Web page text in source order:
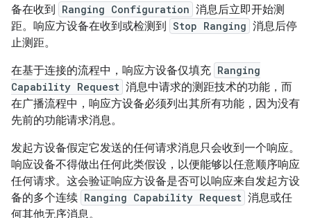
备在收到
Ranging Configuration 消息后立即开始测
距。响应方设备在收到或检测到 Stop Ranging 消息后停
止测距。
在基于连接的流程中，响应方设备仅填充 Ranging
Capability Request 消息中请求的测距技术的功能，而
在广播流程中，响应方设备必须列出其所有功能，因为没有
先前的功能请求消息。
发起方设备假定它发送的任何请求消息只会收到一个响应。
响应设备不得做出任何此类假设，以便能够以任意顺序响应
任何请求。这会验证响应方设备是否可以响应来自发起方设
备的多个连续 Ranging Capability Request 消息或任
何其他无序消息。